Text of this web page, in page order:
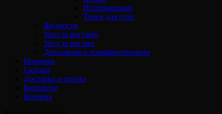
Полировщики
Терки для стоп
Жидкости
Уход за ногтями
Уход за ногами
Депиляция и парафинотерапия
Новинки
Скидки
Доставка и оплата
Контакты
Корзина